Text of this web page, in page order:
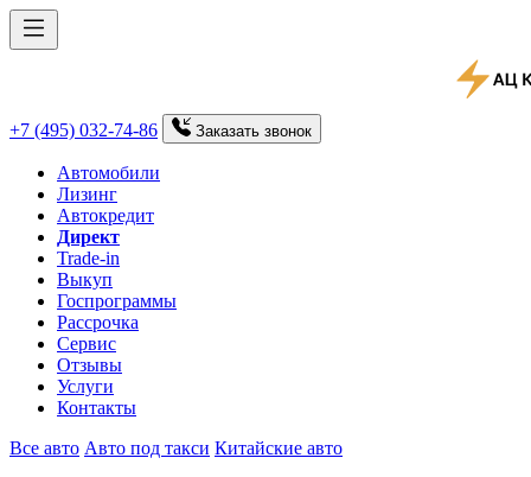
+7 (495) 032-74-86 Заказать звонок
Автомобили
Лизинг
Автокредит
Директ
Trade-in
Выкуп
Госпрограммы
Рассрочка
Сервис
Отзывы
Услуги
Контакты
Все авто Авто под такси Китайские авто